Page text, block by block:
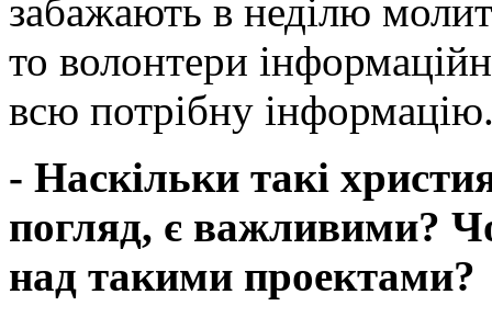
забажають в неділю
то волонтери
всю потрібну
- Наскільки такі
погляд, є важливими?
над такими проектами?